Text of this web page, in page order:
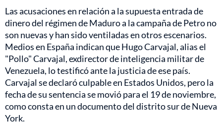
Las acusaciones en relación a la supuesta entrada de
dinero del régimen de Maduro a la campaña de Petro no
son nuevas y han sido ventiladas en otros escenarios.
Medios en España indican que Hugo Carvajal, alias el
"Pollo" Carvajal, exdirector de inteligencia militar de
Venezuela, lo testificó ante la justicia de ese país.
Carvajal se declaró culpable en Estados Unidos, pero la
fecha de su sentencia se movió para el 19 de noviembre,
como consta en un documento del distrito sur de Nueva
York.